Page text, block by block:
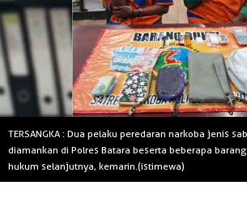
TERSANGKA : Dua pelaku peredaran narkoba jenis
diamankan di Polres Batara beserta beberapa
hukum selanjutnya, kemarin.(istimewa)